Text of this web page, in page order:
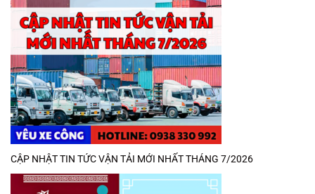
CẬP NHẬT TIN TỨC VẬN TẢI MỚI NHẤT THÁNG 7/2026